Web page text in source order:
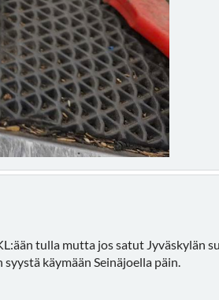
tulla mutta jos satut Jyväskylän
käymään Seinäjoella päin.